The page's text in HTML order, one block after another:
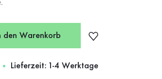
den Warenkorb
Lieferzeit: 1-4 Werktage